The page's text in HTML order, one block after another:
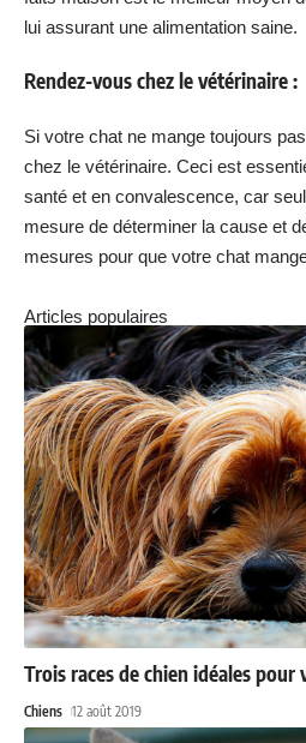
lui assurant une alimentation saine.
Rendez-vous chez le vétérinaire :
Si votre chat ne mange toujours
chez le vétérinaire. Ceci est
santé et en convalescence, car
mesure de déterminer la cause et
mesures pour que votre chat
Articles populaires
Trois races de chien idéales
Chiens 12 août 2019